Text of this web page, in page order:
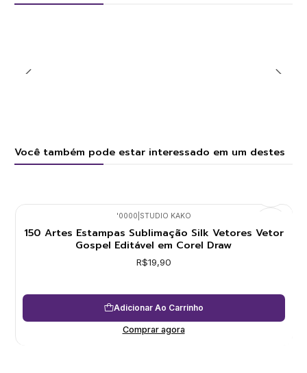
Você também pode estar interessado em um destes
'0000 STUDIO KAKO
150 Artes Estampas Sublimação Silk Vetores Vetor
Gospel Editável em Corel Draw
R$19,90
Adicionar Ao Carrinho
Comprar agora